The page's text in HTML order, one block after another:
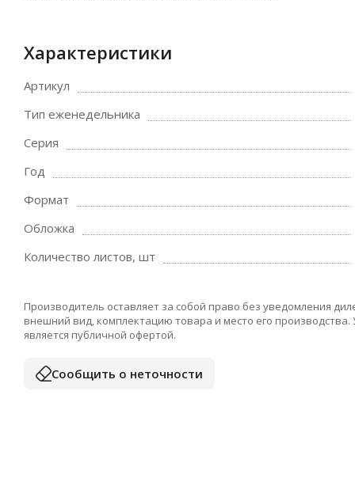
Характеристики
Артикул
Тип еженедельника
Серия
Год
Формат
Обложка
Количество листов, шт
Производитель оставляет за собой право без уведомления
внешний вид, комплектацию товара и место его
является публичной офертой.
Сообщить о неточности